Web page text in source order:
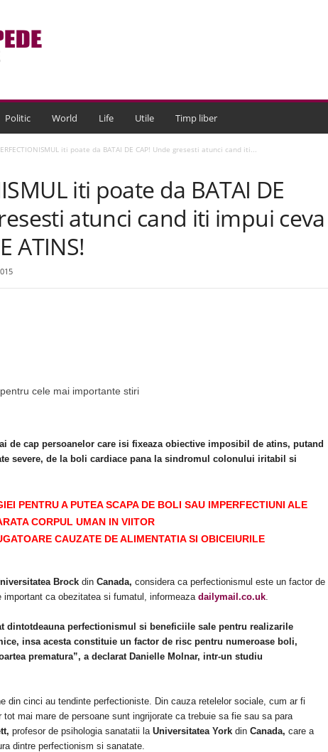
Politic World Life Utile Timp liber
iti poate da BATAI DE CAP! Unde gresesti atunci cand iti...
iti poate da BATAI DE
atunci cand iti impui ceva
ATINS!
cele mai importante stiri
de cap persoanelor care isi fixeaza obiective imposibil de atins, putand
severe, de la boli cardiace pana la sindromul colonului iritabil si
PENTRU A PUTEA SCAPA DE BOLI SAU IMPERFECTIUNI ALE
CORPUL UMAN IN VIITOR
CAUZATE DE ALIMENTATIA SI OBICEIURILE
Brockdin Canada, considera ca perfectionismul este un factor de
important ca obezitatea si fumatul, informeaza dailymail.co.uk.
dintotdeauna perfectionismul si beneficiile sale pentru realizarile
insa acesta constituie un factor de risc pentru numeroase boli,
prematura”, a declarat Danielle Molnar, intr-un studiu
din cinci au tendinte perfectioniste. Din cauza retelelor sociale, cum ar fi
tot mai mare de persoane sunt ingrijorate ca trebuie sa fie sau sa para
profesor de psihologia sanatatii la Universitatea Yorkdin Canada, care a
dintre perfectionism si sanatate.